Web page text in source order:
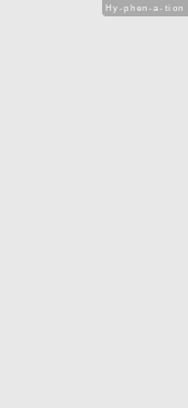
Hy-phen-a-tion